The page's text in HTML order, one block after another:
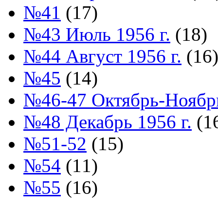
№41 (17)
№43 Июль 1956 г. (18)
№44 Август 1956 г. (16)
№45 (14)
№46-47 Октябрь-
№48 Декабрь 1956 г.
№51-52 (15)
№54 (11)
№55 (16)